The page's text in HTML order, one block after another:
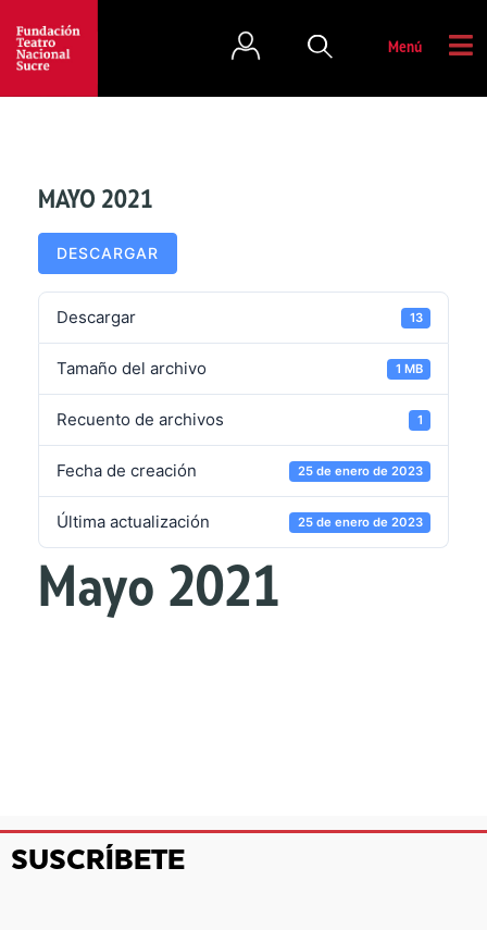
Menú
MAYO 2021
DESCARGAR
Descargar 13
Tamaño del archivo 1 MB
Recuento de archivos 1
Fecha de creación 25 de enero de 2023
Última actualización 25 de enero de 2023
Mayo 2021
SUSCRÍBETE